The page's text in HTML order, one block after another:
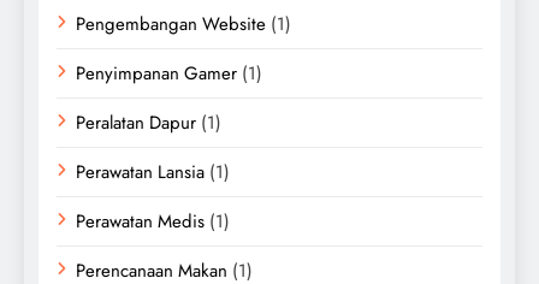
Pengembangan Website (1)
Penyimpanan Gamer (1)
Peralatan Dapur (1)
Perawatan Lansia (1)
Perawatan Medis (1)
Perencanaan Makan (1)